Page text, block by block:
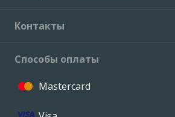
Контакты
Способы оплаты
Mastercard